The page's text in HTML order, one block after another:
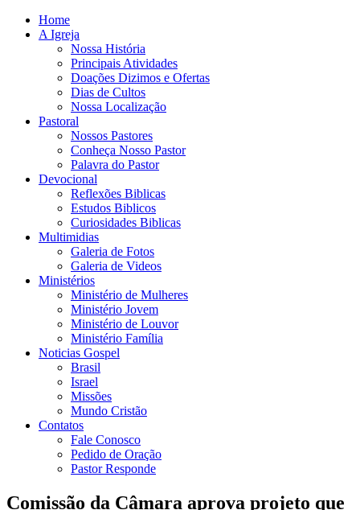
Home
A Igreja
Nossa História
Principais Atividades
Doações Dizimos e Ofertas
Dias de Cultos
Nossa Localização
Pastoral
Nossos Pastores
Conheça Nosso Pastor
Palavra do Pastor
Devocional
Reflexões Biblicas
Estudos Biblicos
Curiosidades Biblicas
Multimidias
Galeria de Fotos
Galeria de Videos
Ministérios
Ministério de Mulheres
Ministério Jovem
Ministério de Louvor
Ministério Família
Noticias Gospel
Brasil
Israel
Missões
Mundo Cristão
Contatos
Fale Conosco
Pedido de Oração
Pastor Responde
Comissão da Câmara aprova projeto que